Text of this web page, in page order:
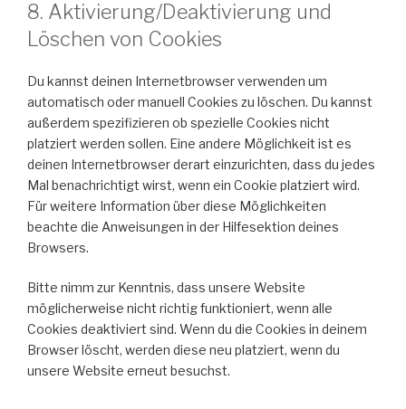
8. Aktivierung/Deaktivierung und
Löschen von Cookies
Du kannst deinen Internetbrowser verwenden um
automatisch oder manuell Cookies zu löschen. Du kannst
außerdem spezifizieren ob spezielle Cookies nicht
platziert werden sollen. Eine andere Möglichkeit ist es
deinen Internetbrowser derart einzurichten, dass du jedes
Mal benachrichtigt wirst, wenn ein Cookie platziert wird.
Für weitere Information über diese Möglichkeiten
beachte die Anweisungen in der Hilfesektion deines
Browsers.
Bitte nimm zur Kenntnis, dass unsere Website
möglicherweise nicht richtig funktioniert, wenn alle
Cookies deaktiviert sind. Wenn du die Cookies in deinem
Browser löscht, werden diese neu platziert, wenn du
unsere Website erneut besuchst.